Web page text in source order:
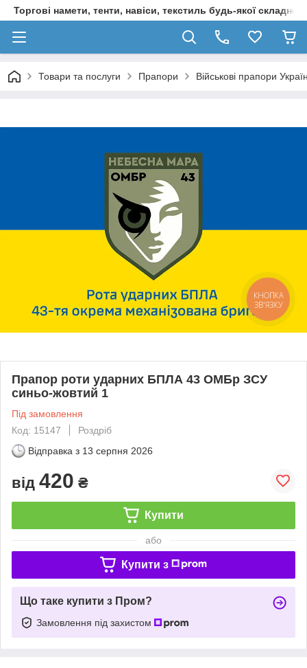
Торгові намети, тенти, навіси, текстиль будь-якої
Товари та послуги Прапори Військові прапори
Прапор роти ударних БПЛА 43 ОМБр ЗСУ
синьо-жовтий 1
Під замовлення
Код: 15147
Роздріб
Відправка з 13 серпня 2026
від 420 ₴
Купити
або
Купити з
Що таке купити з Пром?
Замовлення під захистом
КНОПКА
ЗВ'ЯЗКУ